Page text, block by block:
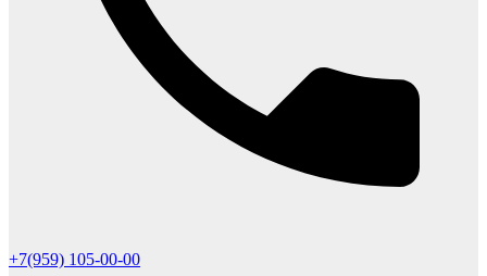
+7(959) 105-00-00